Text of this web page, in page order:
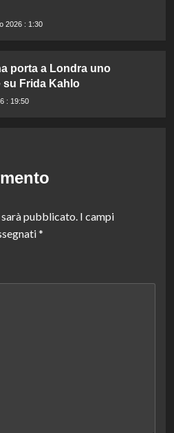
2026 : 1:30
porta a Londra uno
Frida Kahlo
: 19:50
pubblicato. I campi
*